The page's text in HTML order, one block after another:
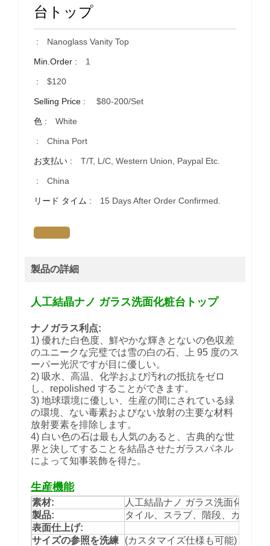
台トップ
: Nanoglass Vanity Top
Min.Order : 1
: $120
Selling Price : $80-200/set
色 : White
: China Port
お支払い : T/T, L/C, Western Union, Paypal Etc.
: China
リード タイム : 15 Days After Order Confirmed.
製品の詳細
人工結晶ナノ ガラス洗面化粧台トップ
ナノガラス利点:
1) 優れた白色度、鮮やかな輝きとないの色収差
のユニークな完璧では雪の白の石、上 95 度のス
ーパー光沢ですが目に優しい。
2) 吸水、高温、化学および汚れの抵抗をゼロ
し、repolished することができます。
3) 地球環境に優しい、生産の間にされている緑
の環境、ない毒素およびない放射の主要な材料
放射要素を排除します。
4) 白い色の石は最も人気のあると、古典的な世
界と決してすることを結晶させたガラスパネル
によって知事装飾を得た。
生産機能
素材:
人工結晶ナノ ガラス洗面化粧台
製品:
タイル、スラブ、階段、カウン
表面仕上げ:
サイズの参照を洗練
(カスタマイズ仕様も可能)